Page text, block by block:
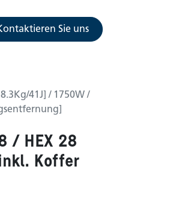
Sie uns
41J] / 1750W /
/ HEX 28
Koffer